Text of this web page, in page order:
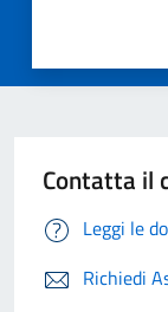
Contatta il
Leggi le
Richiedi